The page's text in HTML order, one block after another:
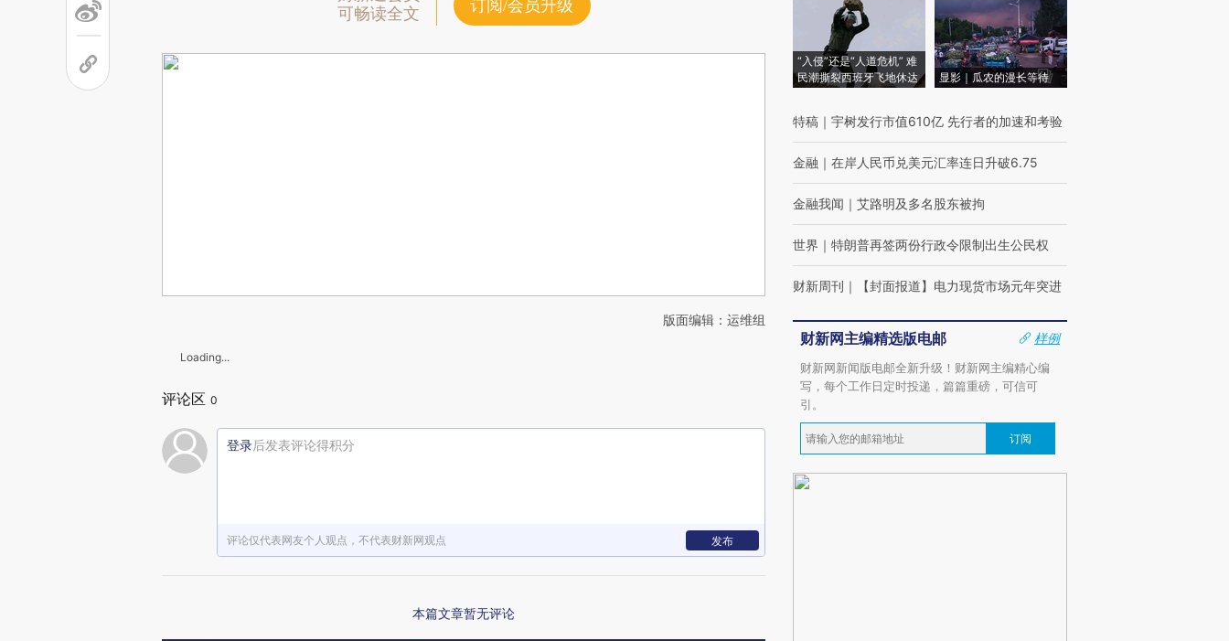
可畅读全文
订阅/会员升级
版面编辑：运维组
Loading...
评论区 0
登录后发表评论得积分
评论仅代表网友个人观点，不代表财新网观点 发布
本篇文章暂无评论
“入侵”还是“人道危机” 难
民潮撕裂西班牙飞地休达
显影｜瓜农的漫长等待
特稿 ｜ 宇树发行市值610亿 先行者的加速和考验
金融 ｜ 在岸人民币兑美元汇率连日升破6.75
金融我闻 ｜ 艾路明及多名股东被拘
世界 ｜ 特朗普再签两份行政令限制出生公民权
财新周刊 ｜ 【封面报道】电力现货市场元年突进
财新网主编精选版电邮
样例
财新网新闻版电邮全新升级！财新网主编精心编
写，每个工作日定时投递，篇篇重磅，可信可
引。
订阅